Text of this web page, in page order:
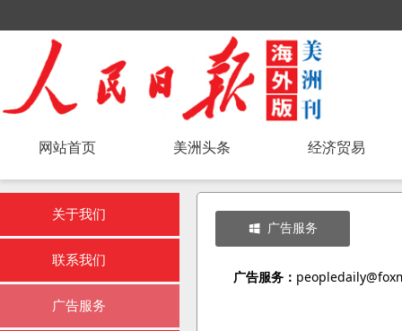
网站首页 美洲头条 经济贸易
낖 广告服务
广告服务：
关于我们
联系我们
广告服务